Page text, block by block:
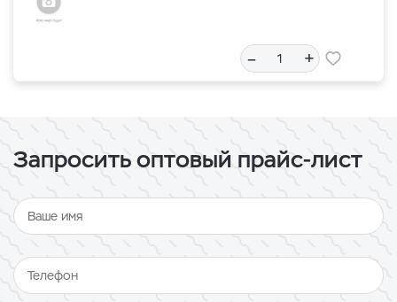
– +
Запросить оптовый прайс-лист